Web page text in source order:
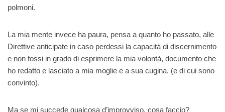
polmoni.
La mia mente invece ha paura, pensa a quanto ho passato, alle
Direttive anticipate in caso perdessi la capacità di discernimento
e non fossi in grado di esprimere la mia volontà, documento che
ho redatto e lasciato a mia moglie e a sua cugina. (e di cui sono
convinto).
Ma se mi succede qualcosa d’improvviso, cosa faccio?